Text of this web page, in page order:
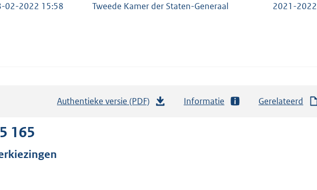
02-2022 15:58 Tweede Kamer der Staten-Generaal 2021-2022
Authentieke versie (PDF) Informatie Gerelateerd
165